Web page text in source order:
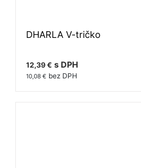
DHARLA V-tričko
12,39 € s DPH
10,08 € bez DPH